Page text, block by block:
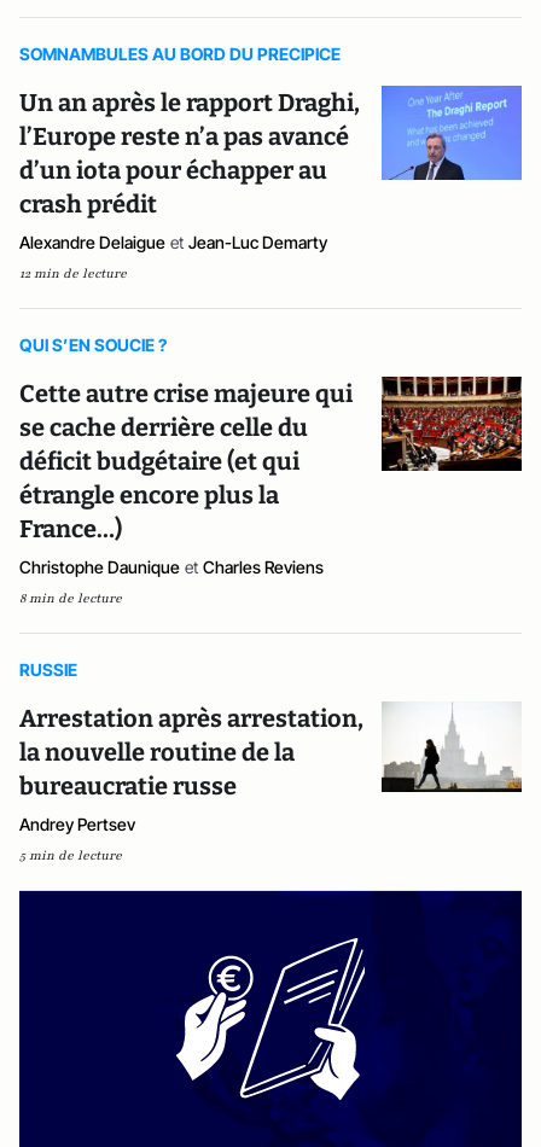
SOMNAMBULES AU BORD DU PRECIPICE
Un an après le rapport Draghi,
l’Europe reste n’a pas avancé
d’un iota pour échapper au
crash prédit
Alexandre Delaigue et Jean-Luc Demarty
12 min de lecture
QUI S’EN SOUCIE ?
Cette autre crise majeure qui
se cache derrière celle du
déficit budgétaire (et qui
étrangle encore plus la
France…)
Christophe Daunique et Charles Reviens
8 min de lecture
RUSSIE
Arrestation après arrestation,
la nouvelle routine de la
bureaucratie russe
Andrey Pertsev
5 min de lecture